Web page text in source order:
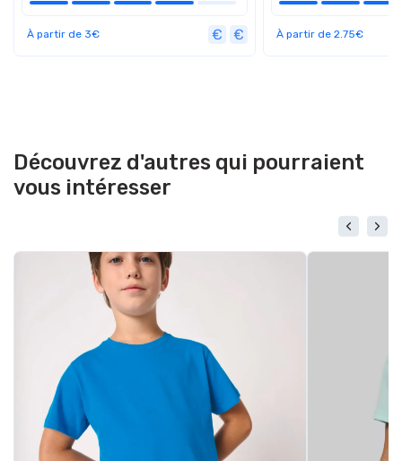
À partir de 3€ À partir de 2.75€
Découvrez d'autres qui pourraient
vous intéresser